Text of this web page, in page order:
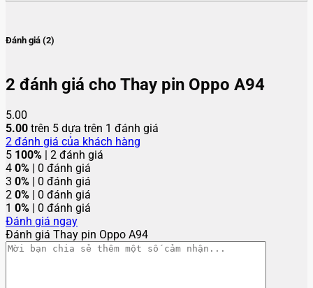
Đánh giá (2)
2 đánh giá cho Thay pin Oppo A94
5.00
5.00 trên 5 dựa trên 1 đánh giá
2 đánh giá của khách hàng
5 100% | 2 đánh giá
4 0% | 0 đánh giá
3 0% | 0 đánh giá
2 0% | 0 đánh giá
1 0% | 0 đánh giá
Đánh giá ngay
Đánh giá Thay pin Oppo A94